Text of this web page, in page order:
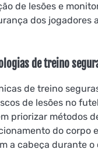
de lesões e
dos jogadores
de treino
de treino
de lesões no
priorizar métodos
do corpo
a cabeça durante o